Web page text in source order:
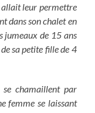
allait leur permettre
dans son chalet en
jumeaux de 15 ans
sa petite fille de 4
chamaillent par
femme se laissant